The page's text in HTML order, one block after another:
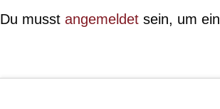
Du musst angemeldet sein, um